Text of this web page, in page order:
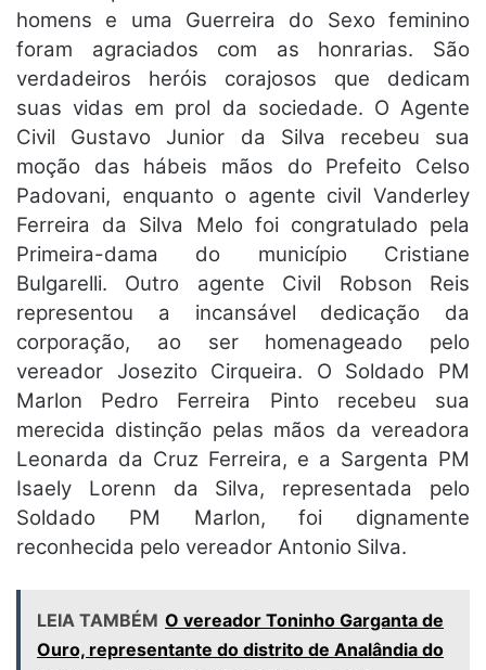
homens e uma Guerreira do Sexo feminino
foram agraciados com as honrarias. São
verdadeiros heróis corajosos que dedicam
suas vidas em prol da sociedade. O Agente
Civil Gustavo Junior da Silva recebeu sua
moção das hábeis mãos do Prefeito Celso
Padovani, enquanto o agente civil Vanderley
Ferreira da Silva Melo foi congratulado pela
Primeira-dama do município Cristiane
Bulgarelli. Outro agente Civil Robson Reis
representou a incansável dedicação da
corporação, ao ser homenageado pelo
vereador Josezito Cirqueira. O Soldado PM
Marlon Pedro Ferreira Pinto recebeu sua
merecida distinção pelas mãos da vereadora
Leonarda da Cruz Ferreira, e a Sargenta PM
Isaely Lorenn da Silva, representada pelo
Soldado PM Marlon, foi dignamente
reconhecida pelo vereador Antonio Silva.
LEIA TAMBÉM O vereador Toninho Garganta de
Ouro, representante do distrito de Analândia do